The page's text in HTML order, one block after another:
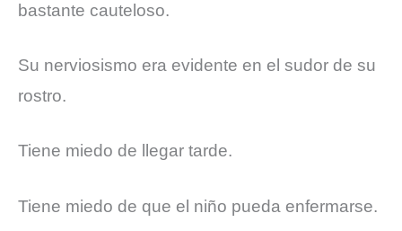
bastante cauteloso.
Su nerviosismo era evidente en el sudor de su
rostro.
Tiene miedo de llegar tarde.
Tiene miedo de que el niño pueda enfermarse.